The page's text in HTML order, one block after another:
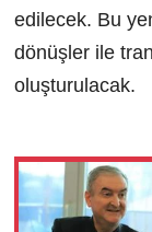
edilecek. Bu
dönüşler ile
oluşturulacak.